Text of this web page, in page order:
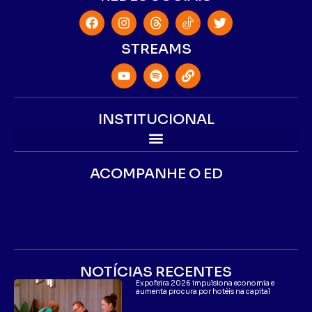
STREAMS
INSTITUCIONAL
ACOMPANHE O ED
NOTÍCIAS RECENTES
Expofeira 2026 impulsiona economia e
aumenta procura por hotéis na capital